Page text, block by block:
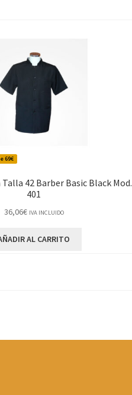
69€
42 Barber Basic Black Mod.
401
36,06€ IVA INCLUIDO
AL CARRITO